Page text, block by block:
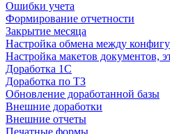
Ошибки учета
Формирование отчетности
Закрытие месяца
Настройка обмена между
Настройка макетов документов,
Доработка 1С
Доработка по ТЗ
Обновление доработанной базы
Внешние доработки
Внешние отчеты
Печатные формы